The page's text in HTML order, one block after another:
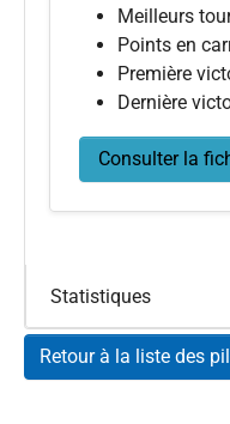
Meilleurs
Points en
Première
Dernière
Consulter la
Statistiques
Retour à la liste des